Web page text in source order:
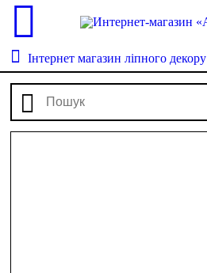
Інтернет магазин ліпного декору